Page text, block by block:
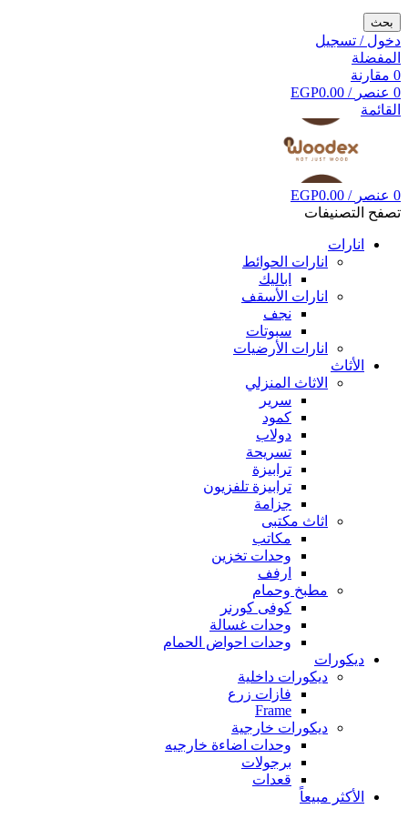
بحث
دخول / تسجيل
المفضلة
0 مقارنة
0 عنصر /
EGP0.00
القائمة
0 عنصر /
EGP0.00
تصفح التصنيفات
انارات
انارات الحوائط
اباليك
انارات الأسقف
نجف
سبوتات
انارات الأرضيات
الأثاث
الاثاث المنزلي
سرير
كمود
دولاب
تسريحة
ترابيزة
ترابيزة تلفزيون
جزامة
اثاث مكتبى
مكاتب
وحدات تخزين
ارفف
مطبخ وحمام
كوفى كورنر
وحدات غسالة
وحدات احواض الحمام
ديكورات
ديكورات داخلية
فازات زرع
Frame
ديكورات خارجية
وحدات اضاءة خارجيه
برجولات
قعدات
الأكثر مبيعاً